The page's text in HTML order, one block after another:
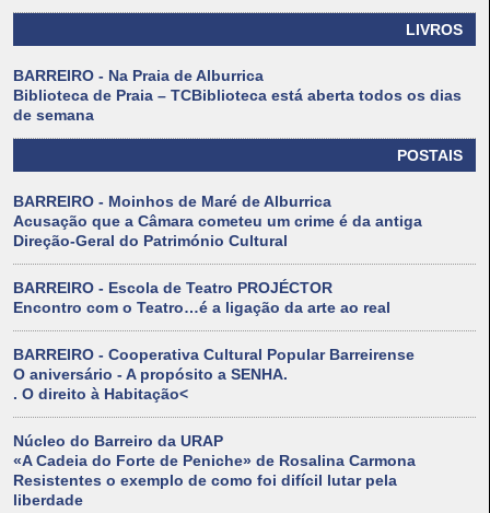
LIVROS
BARREIRO - Na Praia de Alburrica
Biblioteca de Praia – TCBiblioteca está aberta todos os dias
de semana
POSTAIS
BARREIRO - Moinhos de Maré de Alburrica
Acusação que a Câmara cometeu um crime é da antiga
Direção-Geral do Património Cultural
BARREIRO - Escola de Teatro PROJÉCTOR
Encontro com o Teatro…é a ligação da arte ao real
BARREIRO - Cooperativa Cultural Popular Barreirense
O aniversário - A propósito a SENHA.
. O direito à Habitação<
Núcleo do Barreiro da URAP
«A Cadeia do Forte de Peniche» de Rosalina Carmona
Resistentes o exemplo de como foi difícil lutar pela
liberdade